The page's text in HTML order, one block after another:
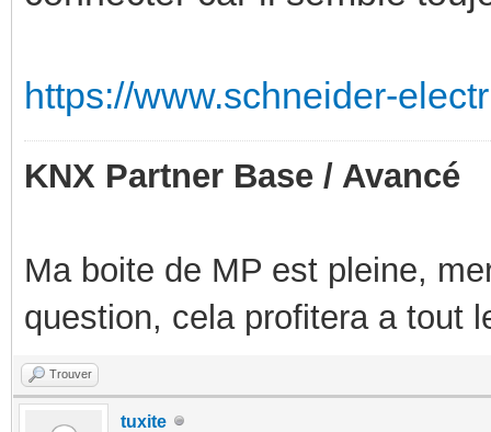
https://www.schneider-
KNX Partner Base / Avancé
Ma boite de MP est pleine,
question, cela profitera a tout
Trouver
tuxite